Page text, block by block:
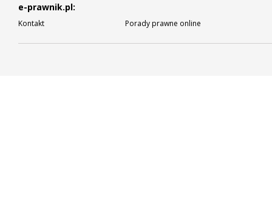
e-prawnik.pl:
Kontakt Porady prawne online